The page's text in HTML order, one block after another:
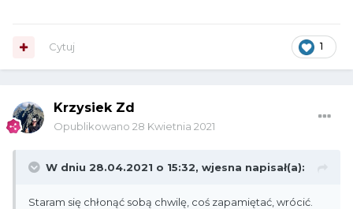
1
Cytuj
Krzysiek Zd
Opublikowano 28 Kwietnia 2021
W dniu 28.04.2021 o 15:32, wjesna napisał(a):
Staram się chłonąć sobą chwilę, coś zapamiętać, wrócić.